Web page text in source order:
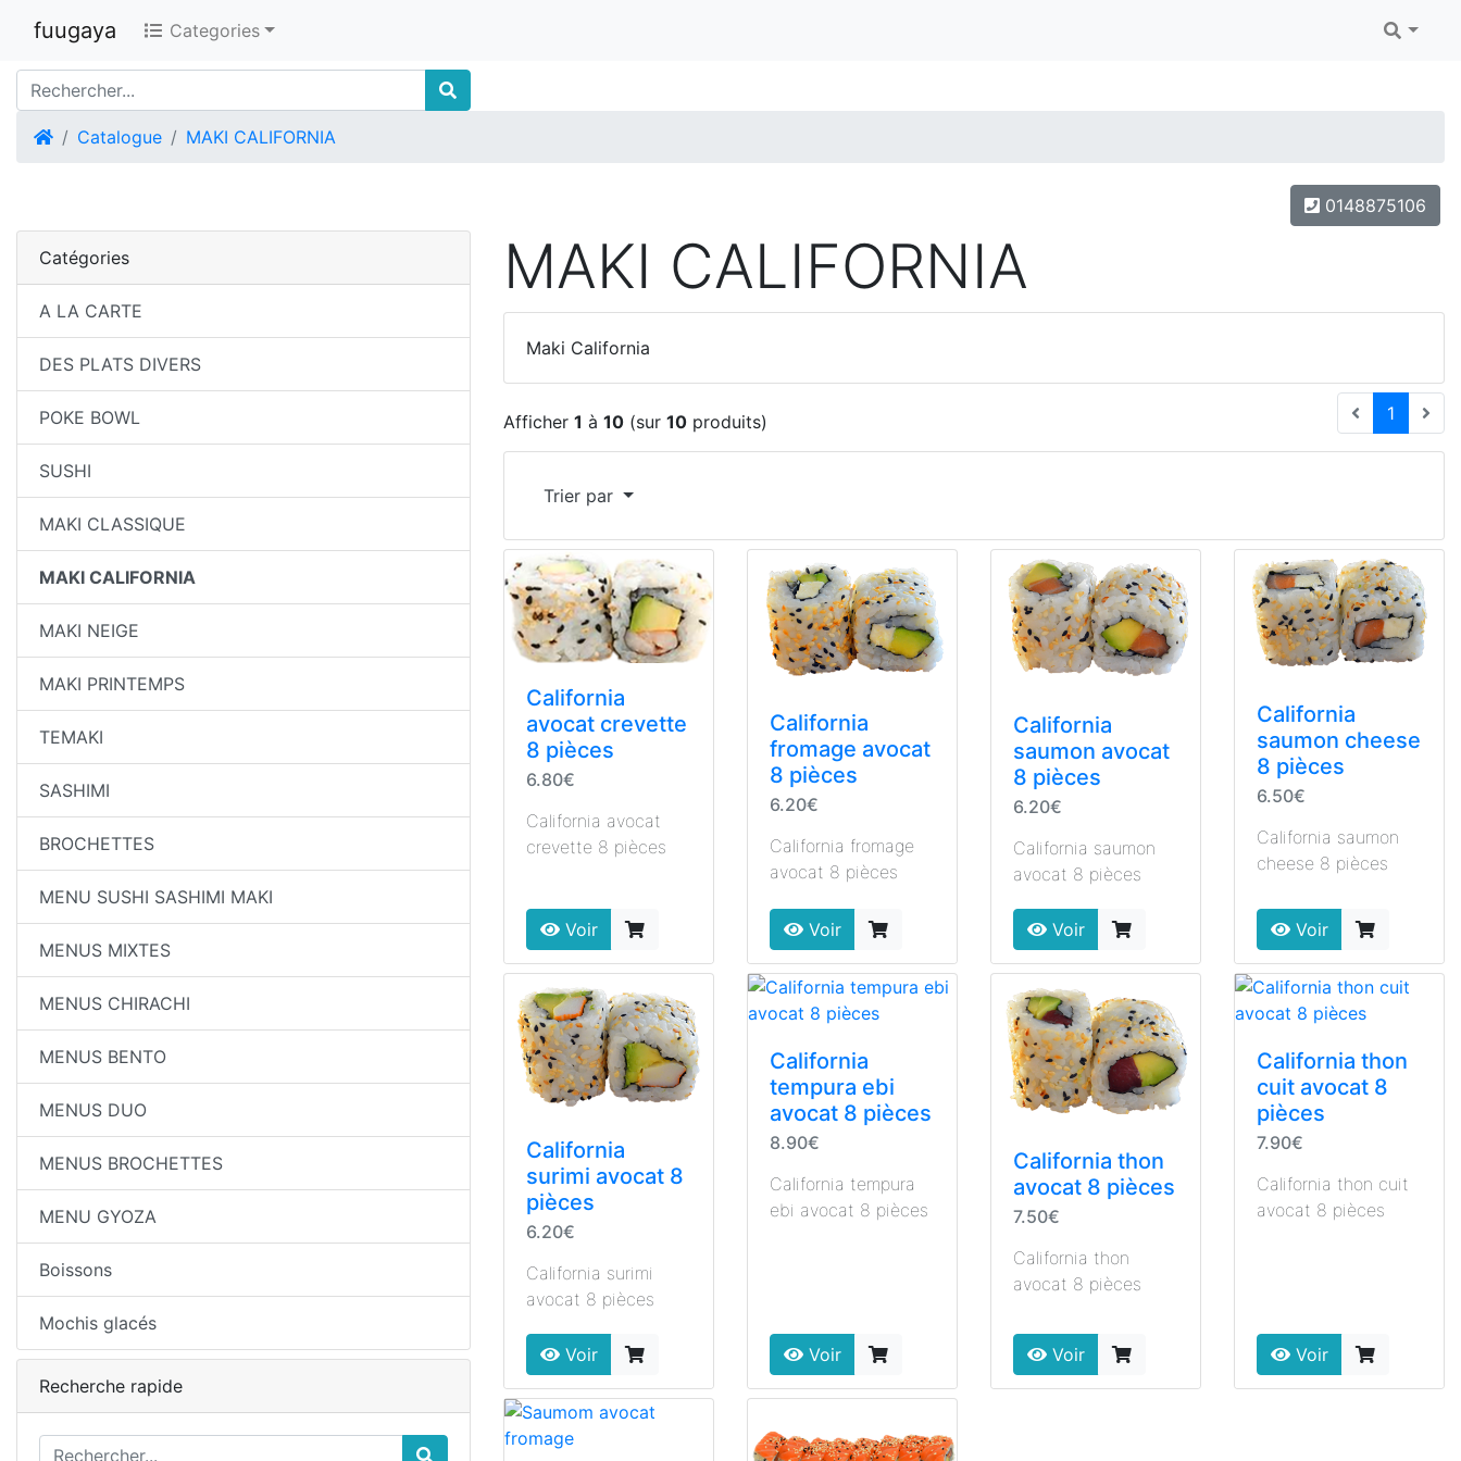
fuugaya Categories
Accueil
Catalogue MAKI CALIFORNIA
0148875106
MAKI CALIFORNIA
Maki California
Afficher 1 à 10 (sur 10 produits) 1
Trier par
California
avocat crevette
8 pièces
6.80€
California avocat
crevette 8 pièces
Voir
California
fromage avocat
8 pièces
6.20€
California fromage
avocat 8 pièces
Voir
California
saumon avocat
8 pièces
6.20€
California saumon
avocat 8 pièces
Voir
California
saumon cheese
8 pièces
6.50€
California saumon
cheese 8 pièces
Voir
California
surimi avocat 8
pièces
6.20€
California surimi
avocat 8 pièces
Voir
California
tempura ebi
avocat 8 pièces
8.90€
California tempura
ebi avocat 8 pièces
Voir
California thon
avocat 8 pièces
7.50€
California thon
avocat 8 pièces
Voir
California thon
cuit avocat 8
pièces
7.90€
California thon cuit
avocat 8 pièces
Voir
Catégories
A LA CARTE
DES PLATS DIVERS
POKE BOWL
SUSHI
MAKI CLASSIQUE
MAKI CALIFORNIA
MAKI NEIGE
MAKI PRINTEMPS
TEMAKI
SASHIMI
BROCHETTES
MENU SUSHI SASHIMI MAKI
MENUS MIXTES
MENUS CHIRACHI
MENUS BENTO
MENUS DUO
MENUS BROCHETTES
MENU GYOZA
Boissons
Mochis glacés
Recherche rapide